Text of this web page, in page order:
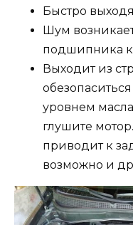
Быстро
Шум
подшипника
Выходит из
обезопаситься
уровнем
глушите
приводит к
возможно и